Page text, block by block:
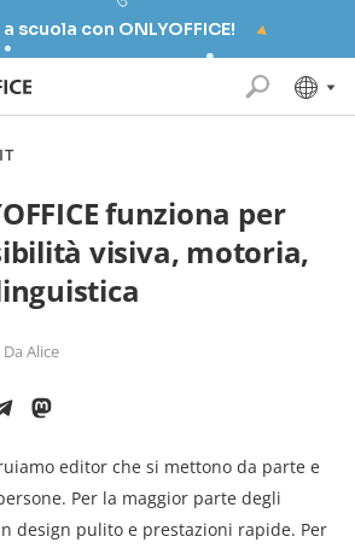
scuola con ONLYOFFICE!
funziona per
visiva, motoria,
Da Alice
editor che si mettono da parte e
Per la maggior parte degli
design pulito e prestazioni rapide. Per